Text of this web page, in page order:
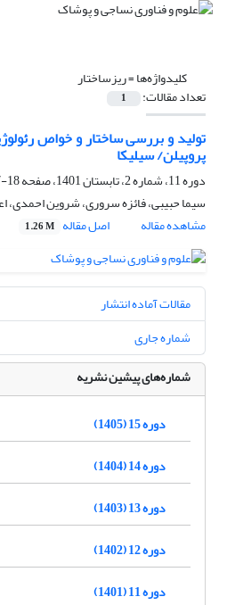
کلیدواژه‌ها =ریزساختار
تعداد مقالات: 1
تولید و بررسی ساختار و خواص
پروپیلن/ سیلیکا
دوره 11، شماره 2، تابستان 1401، صفحه
18-27
سیما حبیبی، فائزه سروری، شروین احمدی،
مشاهده مقاله
اصل مقاله 1.26 M
مقالات آماده انتشار
شماره جاری
شماره‌های پیشین نشریه
دوره 15 (1405)
دوره 14 (1404)
دوره 13 (1403)
دوره 12 (1402)
دوره 11 (1401)